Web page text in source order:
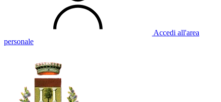
Accedi all'area
personale